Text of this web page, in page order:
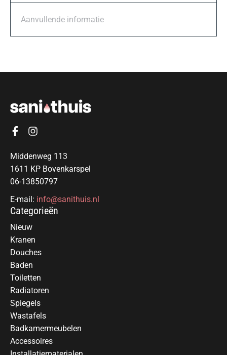
Aanvullende informatie
Middenweg 113
1611 KP Bovenkarspel
06-13850797
E-mail: info@sanithuis.nl
Categorieën
Nieuw
Kranen
Douches
Baden
Toiletten
Radiatoren
Spiegels
Wastafels
Badkamermeubelen
Accessoires